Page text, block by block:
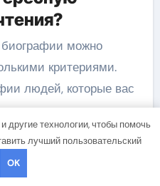
можно
критериями.
людей, которые вас
сопереживать и
обратить внимание
книг, описывающих
Хорошей идеей
другие технологии, чтобы помочь
лучший пользовательский
OK